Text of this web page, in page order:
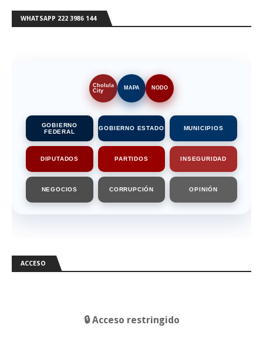
WHATSAPP 222 3986 144
Cholula
City
MAPA NODO
GOBIERNO
FEDERAL
GOBIERNO ESTADO MUNICIPIOS
DIPUTADOS PARTIDOS INSEGURIDAD
NEGOCIOS CORRUPCIÓN OPINIÓN
ACCESO
🔒 Acceso restringido